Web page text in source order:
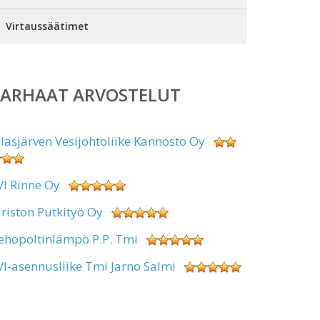
Virtaussäätimet
ARVOSTELUT
Vesijohtoliike Kannosto Oy
Rinne Oy
Putkityö Oy
P.P. Tmi
asennusliike Tmi Jarno Salmi